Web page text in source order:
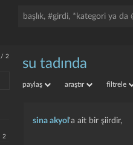
/2
2
su tadında
paylaş araştır filtrele
sina akyol 'a ait bir şiirdir,